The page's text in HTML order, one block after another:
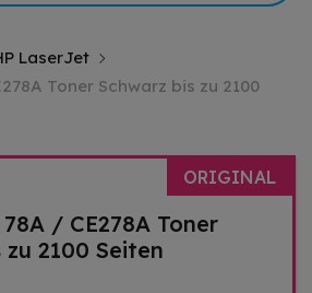
LaserJet
Toner Schwarz bis zu 2100
ORIGINAL
/ CE278A Toner
zu 2100 Seiten